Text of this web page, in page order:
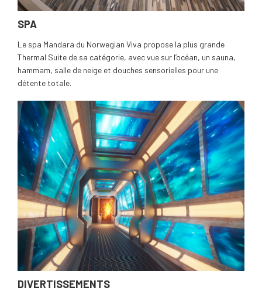
SPA
Le spa Mandara du Norwegian Viva propose la plus grande
Thermal Suite de sa catégorie, avec vue sur l’océan, un sauna,
hammam, salle de neige et douches sensorielles pour une
détente totale.
DIVERTISSEMENTS